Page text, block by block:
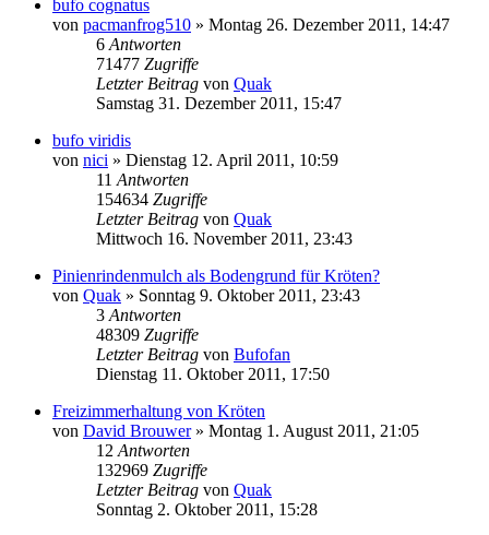
bufo cognatus
von pacmanfrog510 » Montag 26. Dezember 2011, 14:47
6 Antworten
71477 Zugriffe
Letzter Beitrag von Quak
Samstag 31. Dezember 2011, 15:47
bufo viridis
von nici » Dienstag 12. April 2011, 10:59
11 Antworten
154634 Zugriffe
Letzter Beitrag von Quak
Mittwoch 16. November 2011, 23:43
Pinienrindenmulch als Bodengrund für Kröten?
von Quak » Sonntag 9. Oktober 2011, 23:43
3 Antworten
48309 Zugriffe
Letzter Beitrag von Bufofan
Dienstag 11. Oktober 2011, 17:50
Freizimmerhaltung von Kröten
von David Brouwer» Montag 1. August 2011, 21:05
12 Antworten
132969 Zugriffe
Letzter Beitrag von Quak
Sonntag 2. Oktober 2011, 15:28